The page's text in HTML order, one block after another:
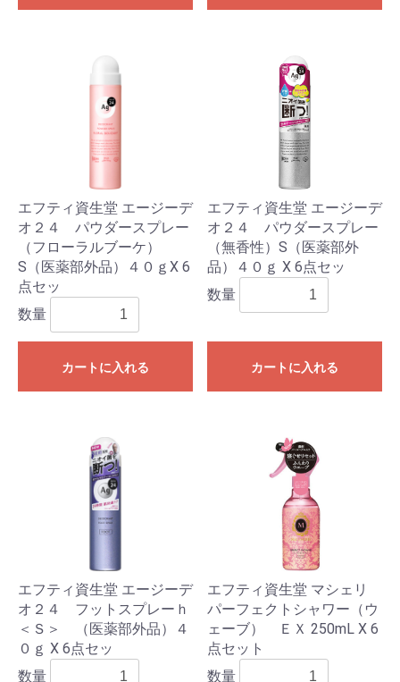
エフティ資生堂 エージーデ
オ２４ パウダースプレー
（フローラルブーケ）
S（医薬部外品）４０ｇX 6
点セッ
数量
カートに入れる
エフティ資生堂 エージーデ
オ２４ パウダースプレー
（無香性）S（医薬部外
品）４０ｇ X 6点セッ
数量
カートに入れる
エフティ資生堂 エージーデ
オ２４ フットスプレーｈ
＜Ｓ＞ （医薬部外品）４
０ｇ X 6点セッ
数量
エフティ資生堂 マシェリ
パーフェクトシャワー（ウ
ェーブ） ＥＸ 250mL X 6
点セット
数量